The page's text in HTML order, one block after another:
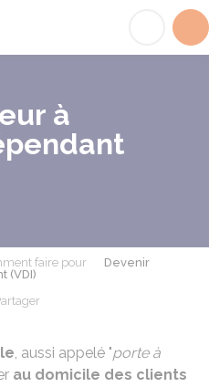
à
faire pour
Devenir
(VDI)
, aussi appelé "porte à
au domicile des clients